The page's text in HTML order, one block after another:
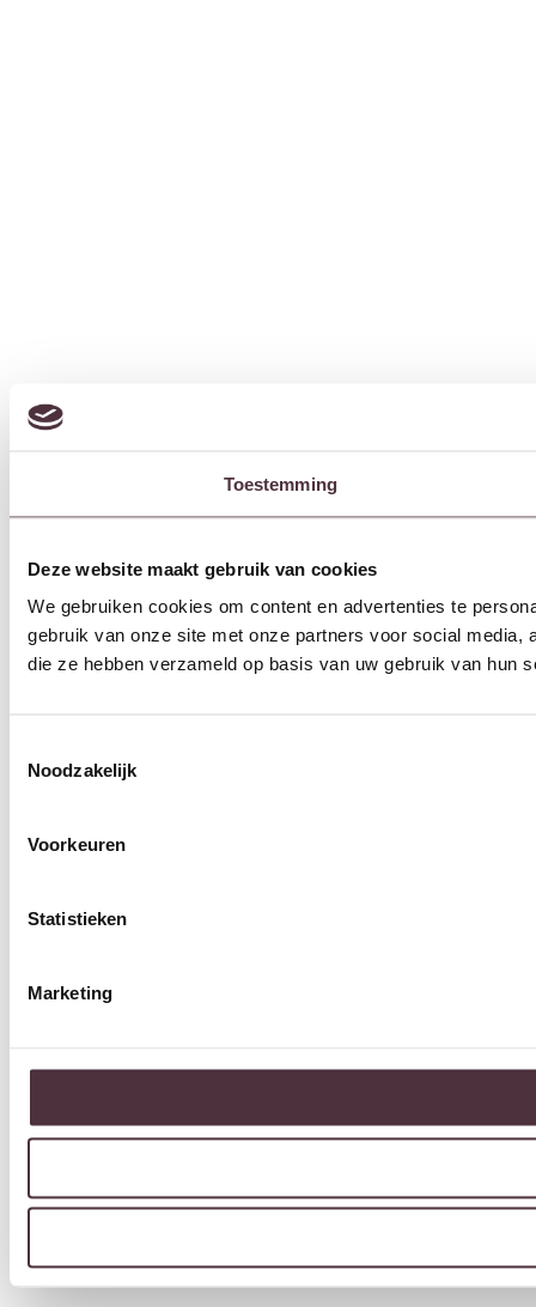
Toestemming
Deze website maakt gebruik van cookies
We gebruiken cookies om content en advertenties te
gebruik van onze site met onze partners voor social
die ze hebben verzameld op basis van uw gebruik van hun
Noodzakelijk
Voorkeuren
Statistieken
Marketing